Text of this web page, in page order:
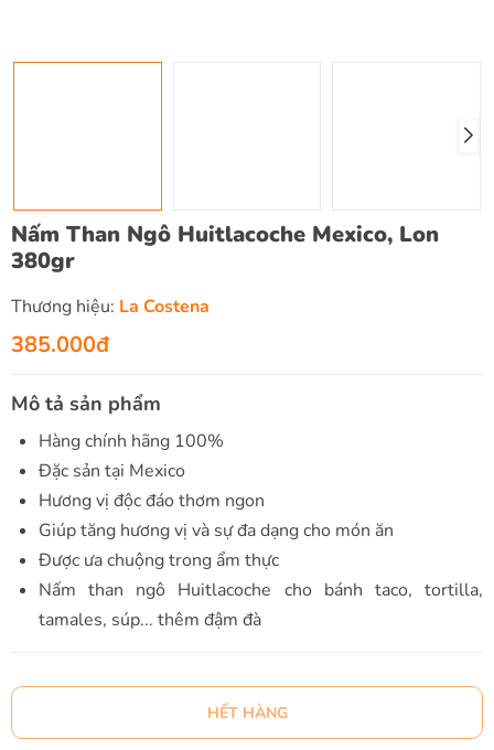
Nấm Than Ngô Huitlacoche Mexico, Lon
380gr
Thương hiệu: La Costena
385.000đ
Mô tả sản phẩm
Hàng chính hãng 100%
Đặc sản tại Mexico
Hương vị độc đáo thơm ngon
Giúp tăng hương vị và sự đa dạng cho món ăn
Được ưa chuộng trong ẩm thực
Nấm than ngô Huitlacoche cho bánh taco, tortilla,
tamales, súp... thêm đậm đà
HẾT HÀNG